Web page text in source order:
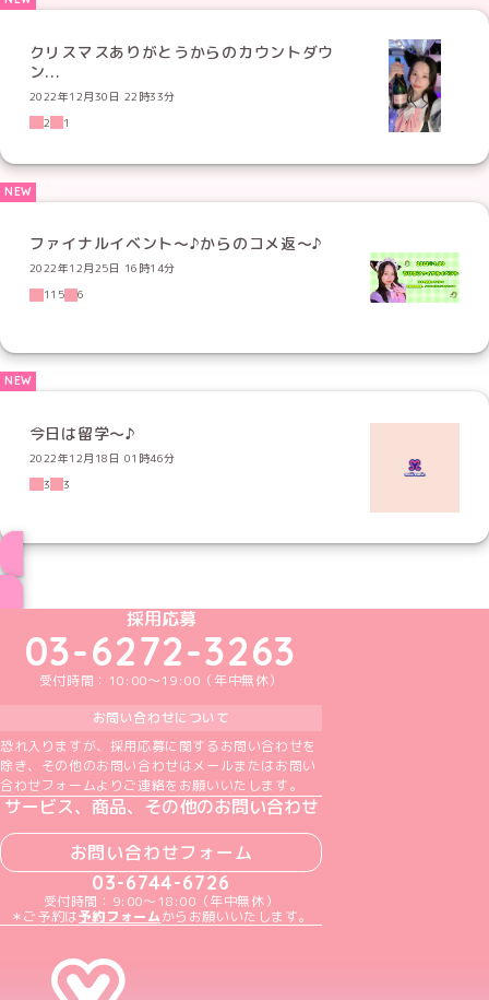
クリスマスありがとうからのカウントダウ
ン...
2022年12月30日 22時33分
2
1
ファイナルイベント〜♪からのコメ返〜♪
2022年12月25日 16時14分
115
6
今日は留学〜♪
2022年12月18日 01時46分
3
3
めいどりーみんTikTok公式アカウント
めいどりーみんX公式アカウント
めいどりーみんInstagram公式アカウント
めいどりーみんFacebook公式アカウン
めいどりーみんYouTube公式アカ
採用応募
03-6272-3263
受付時間：10:00～19:00（年中無休）
お問い合わせについて
恐れ入りますが、採用応募に関するお問い合わせを
除き、その他のお問い合わせはメールまたはお問い
合わせフォームよりご連絡をお願いいたします。
サービス、商品、その他のお問い合わせ
お問い合わせフォーム
03-6744-6726
受付時間：9:00～18:00（年中無休）
＊ご予約は予約フォームからお願いいたします。